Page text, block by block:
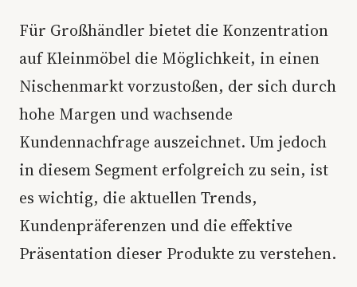
Für Großhändler bietet die Konzentration
auf Kleinmöbel die Möglichkeit, in einen
Nischenmarkt vorzustoßen, der sich durch
hohe Margen und wachsende
Kundennachfrage auszeichnet. Um jedoch
in diesem Segment erfolgreich zu sein, ist
es wichtig, die aktuellen Trends,
Kundenpräferenzen und die effektive
Präsentation dieser Produkte zu verstehen.